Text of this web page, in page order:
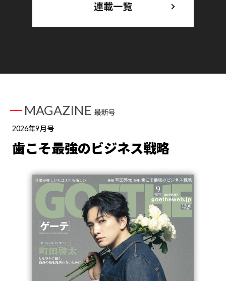
連載一覧
MAGAZINE 最新号
2026年9月号
歯こそ最強のビジネス戦略